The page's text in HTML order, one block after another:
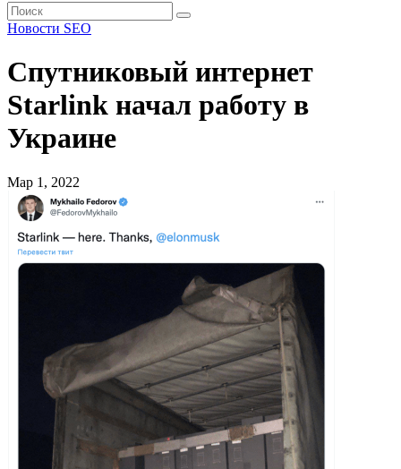
Новости SEO
Спутниковый интернет
Starlink​ начал работу в
Украине
Мар 1, 2022